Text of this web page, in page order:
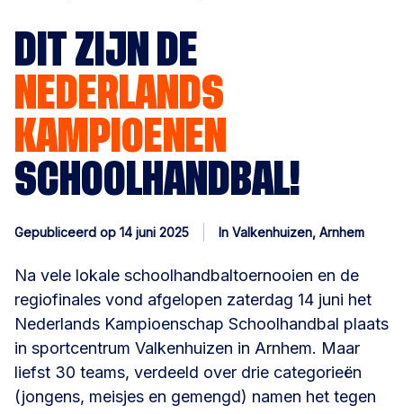
DIT ZIJN DE
NEDERLANDS
KAMPIOENEN
SCHOOLHANDBAL!
Gepubliceerd op 14 juni 2025 In Valkenhuizen, Arnhem
Na vele lokale schoolhandbaltoernooien en de
regiofinales vond afgelopen zaterdag 14 juni het
Nederlands Kampioenschap Schoolhandbal plaats
in sportcentrum Valkenhuizen in Arnhem. Maar
liefst 30 teams, verdeeld over drie categorieën
(jongens, meisjes en gemengd) namen het tegen